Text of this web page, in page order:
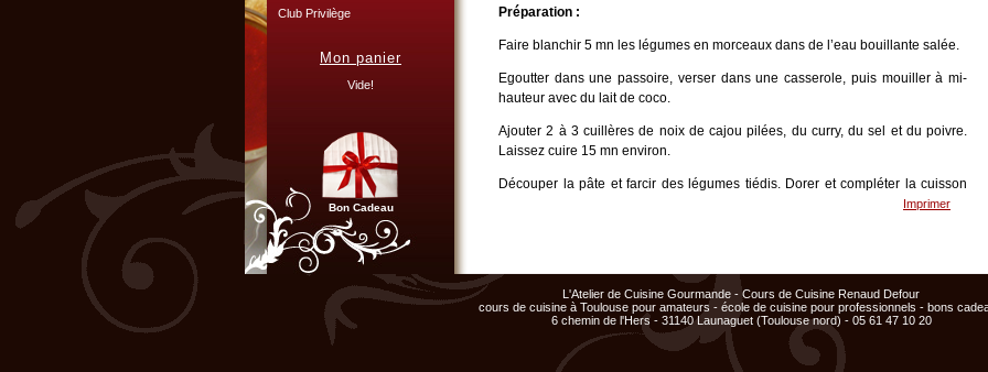
Inscrivez-vous à notre
toutes les nouveautés
NOUVEAU
L'atelier de cuisine gourmande
est heureux de vous offrir sa
nouvelle vidéo de présentation
des activités pour groupes.
Cliquer ici...
Mon panier
Vide!
Bon Cadeau
Préparation :
Faire blanchir 5 mn les légumes en morceaux dans de l’eau bouillante salée.
Egoutter dans une passoire, verser dans une casserole, puis mouiller à mi-
hauteur avec du lait de coco.
Ajouter 2 à 3 cuillères de noix de cajou pilées, du curry, du sel et du poivre.
Laissez cuire 15 mn environ.
Découper la pâte et farcir des légumes tiédis. Dorer et compléter la cuisson
Imprimer
L'Atelier de Cuisine Gourmande - Cours de Cuisine Renaud Defour
cours de cuisine à Toulouse pour amateurs - école de cuisine pour professionnels - bons
6 chemin de l'Hers - 31140 Launaguet (Toulouse nord) - 05 61 47 10 20